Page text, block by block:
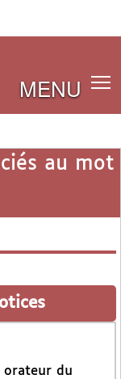
MENU
au mot
orateur du